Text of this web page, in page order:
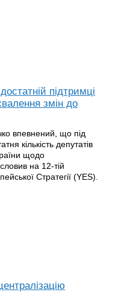
підтримці
змін до
впевнений, що під
кількість депутатів
щодо
на 12-тій
Стратегії (YES).